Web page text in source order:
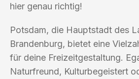
hier genau richtig!
Potsdam, die Hauptstadt des
Brandenburg, bietet eine
für deine Freizeitgestaltung.
Naturfreund, Kulturbegeistert